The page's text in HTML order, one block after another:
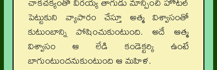
పెట్టుకుని వ్యాపారం చేస్తూ అత్మ విశ్వాసంతో
కుటుంబాన్ని పోషించుకుంటుంది. అదే ఆత్మ
విశ్వాసం ఆ లేడి కండెక్టర్కి ఉంటే
బాగుంటుందనుకుంటుంది ఆ మహిళ.